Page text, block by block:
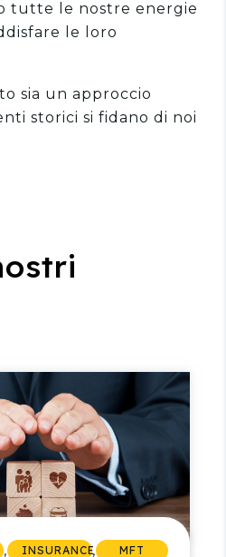
tutte le nostre energie
le loro
sia un approccio
storici si fidano di noi
, INSURANCE, MFT